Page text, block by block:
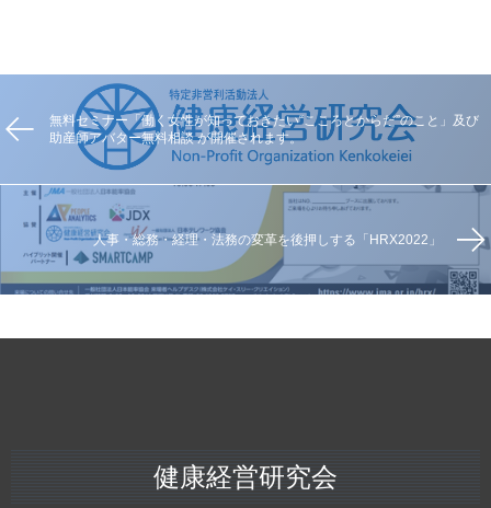
無料セミナー「働く女性が知っておきたい“こころとからだ”のこと」及び
助産師アバター無料相談 が開催されます。
人事・総務・経理・法務の変革を後押しする「HRX2022」
健康経営研究会